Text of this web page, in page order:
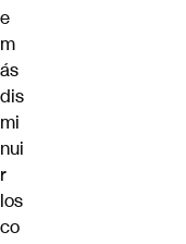
e
m
ás
dis
mi
nui
r
los
co